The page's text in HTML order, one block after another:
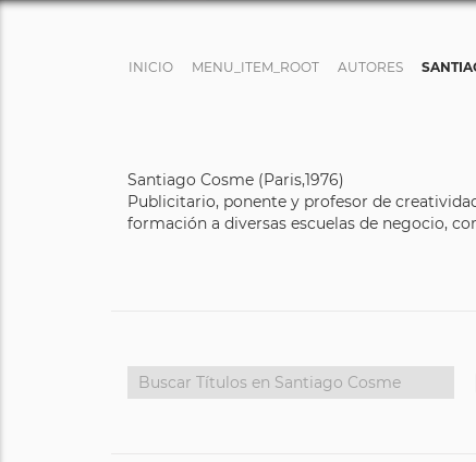
INICIO MENU_ITEM_ROOT AUTORES
Santiago Cosme (Paris,1976)
Publicitario, ponente y profesor de
formación a diversas escuelas de negocio,